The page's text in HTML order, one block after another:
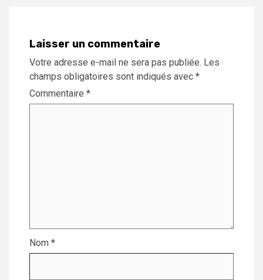
Laisser un commentaire
Votre adresse e-mail ne sera pas publiée. Les
champs obligatoires sont indiqués avec *
Commentaire *
Nom *